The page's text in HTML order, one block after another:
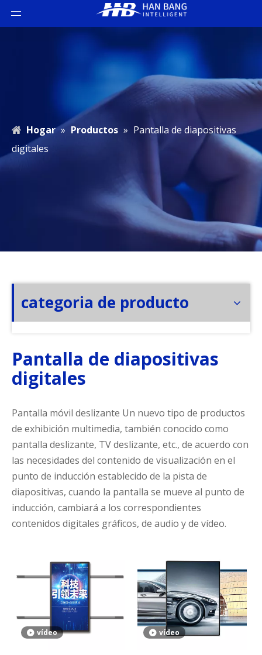
Hogar » Productos » Pantalla de diapositivas
digitales
categoria de producto
Pantalla de diapositivas
digitales
Pantalla móvil deslizante Un nuevo tipo de productos
de exhibición multimedia, también conocido como
pantalla deslizante, TV deslizante, etc., de acuerdo con
las necesidades del contenido de visualización en el
punto de inducción establecido de la pista de
diapositivas, cuando la pantalla se mueve al punto de
inducción, cambiará a los correspondientes
contenidos digitales gráficos, de audio y de vídeo.
vídeo vídeo